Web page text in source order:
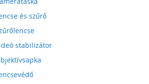
és szűrő
stabilizátor